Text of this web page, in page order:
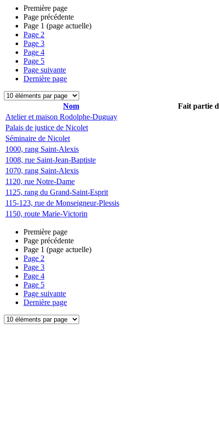
Première page
Page précédente
Page 1 (page actuelle)
Page 2
Page 3
Page 4
Page 5
Page suivante
Dernière page
Nom
Fait partie
Atelier et maison Rodolphe-Duguay
Palais de justice de Nicolet
Séminaire de Nicolet
1000, rang Saint-Alexis
1008, rue Saint-Jean-Baptiste
1070, rang Saint-Alexis
1120, rue Notre-Dame
1125, rang du Grand-Saint-Esprit
115-123, rue de Monseigneur-Plessis
1150, route Marie-Victorin
Première page
Page précédente
Page 1 (page actuelle)
Page 2
Page 3
Page 4
Page 5
Page suivante
Dernière page